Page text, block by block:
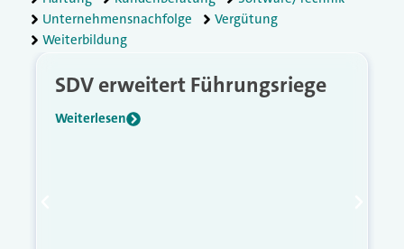
Unternehmensnachfolge
Vergütung
Weiterbildung
SDV erweitert Führungsriege
Weiterlesen